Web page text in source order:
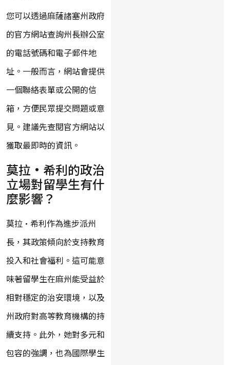
您可以透過麻薩諸塞州政府
的官方網站查詢州長辦公室
的電話號碼和電子郵件地
址。一般而言，網站會提供
一個聯絡表單或公開的信
箱，方便民眾提交問題或意
見。建議先查閱官方網站以
獲取最即時的資訊。
莫拉·希利的政治
立場對留學生有什
麼影響？
莫拉·希利作為進步派州
長，其政策傾向於支持教育
投入和社會福利。這可能意
味著留學生在麻州能受益於
相對穩定的治安環境，以及
州政府對高等教育機構的持
續支持。此外，她對多元和
包容的強調，也為國際學生